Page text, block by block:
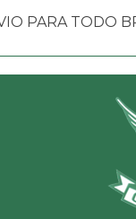
PARA TODO